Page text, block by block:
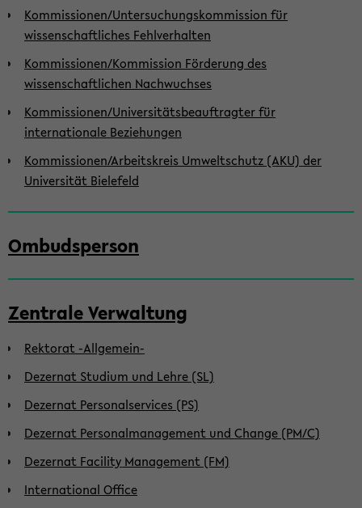
Kommissionen/Untersuchungskommission für
wissenschaftliches Fehlverhalten
Kommissionen/Kommission Förderung des
wissenschaftlichen Nachwuchses
Kommissionen/Universitätsbeauftragter für
internationale Beziehungen
Kommissionen/Arbeitskreis Umweltschutz (AKU) der
Universität Bielefeld
Ombudsperson
Zentrale Verwaltung
Rektorat -Allgemein-
Dezernat Studium und Lehre (SL)
Dezernat Personalservices (PS)
Dezernat Personalmanagement und Change (PM/C)
Dezernat Facility Management (FM)
International Office